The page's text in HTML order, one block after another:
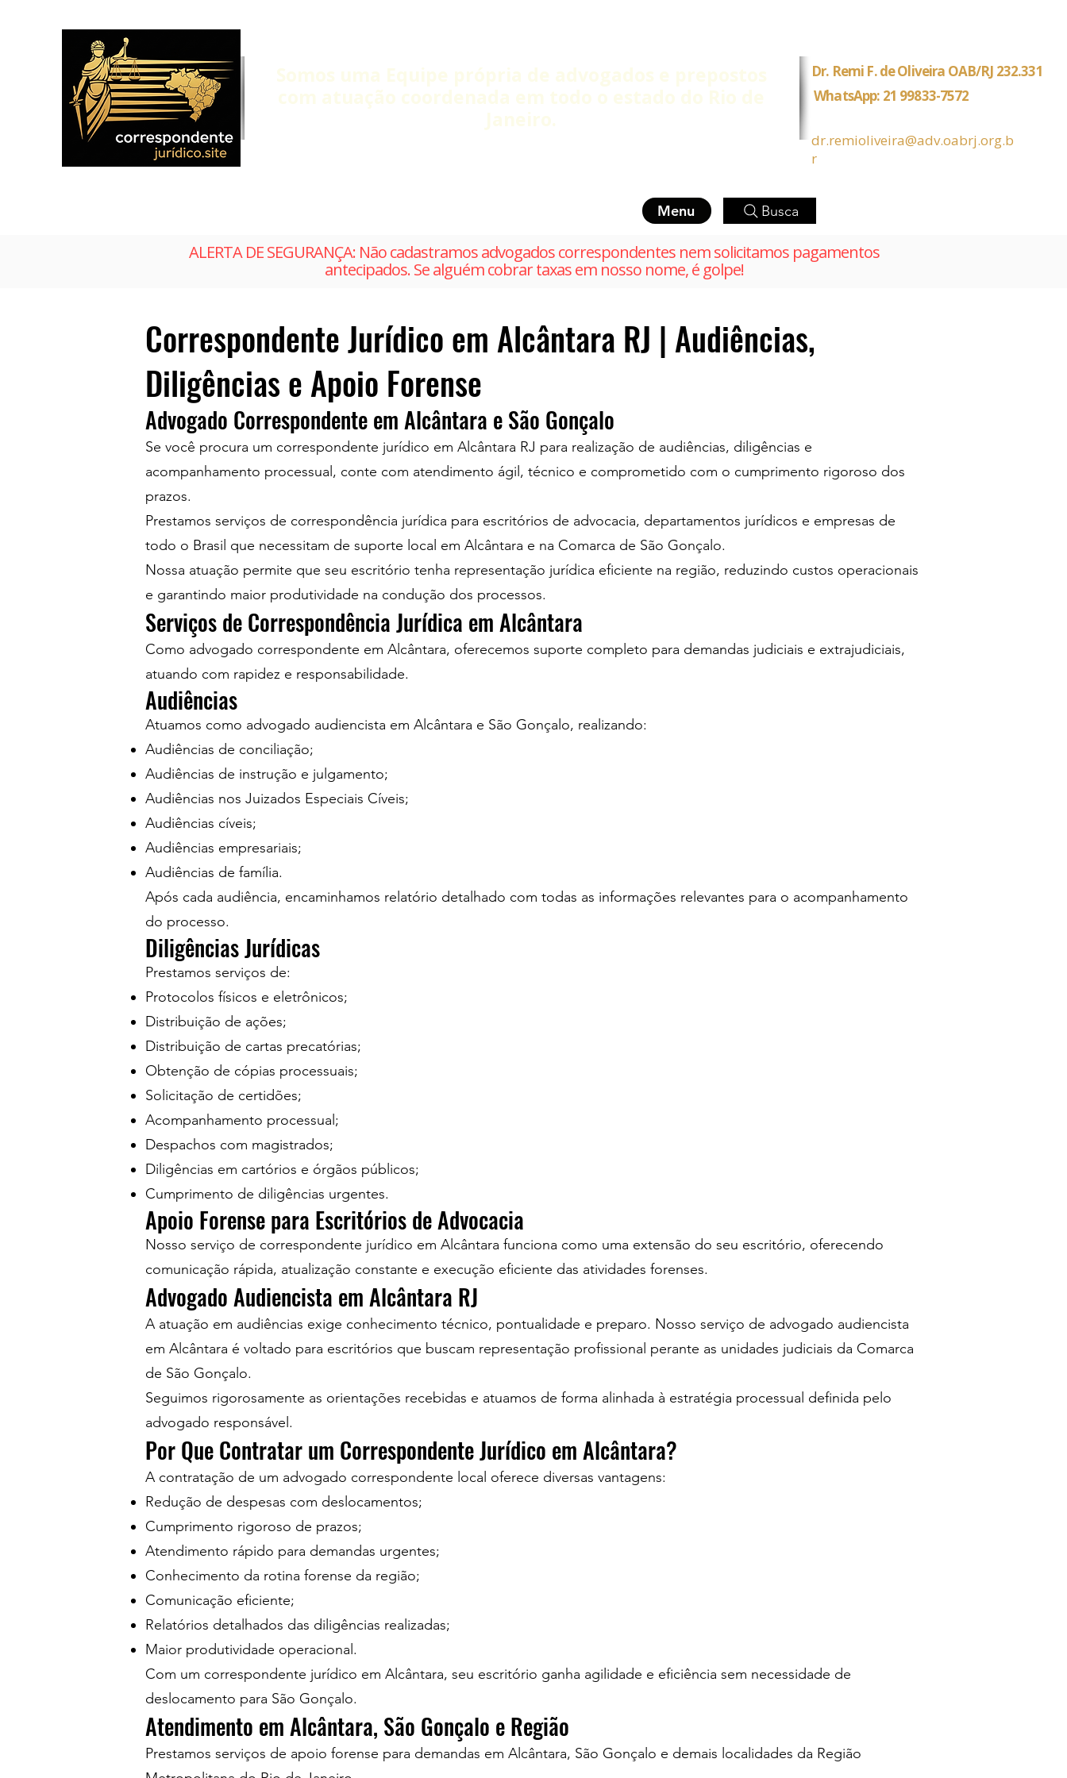
Dr. Remi F. de Oliveira OAB/RJ 232.331
WhatsApp: 21 99833-7572
dr.remioliveira@adv.oabrj.org.b
r
Menu Busca
ALERTA DE SEGURANÇA: Não cadastramos advogados correspondentes nem solicitamos pagamentos
antecipados. Se alguém cobrar taxas em nosso nome, é golpe!
Correspondente Jurídico em Alcântara RJ | Audiências,
Diligências e Apoio Forense
Advogado Correspondente em Alcântara e São Gonçalo
Se você procura um correspondente jurídico em Alcântara RJ para realização de audiências, diligências e
acompanhamento processual, conte com atendimento ágil, técnico e comprometido com o cumprimento rigoroso dos
prazos.
Prestamos serviços de correspondência jurídica para escritórios de advocacia, departamentos jurídicos e empresas de
todo o Brasil que necessitam de suporte local em Alcântara e na Comarca de São Gonçalo.
Nossa atuação permite que seu escritório tenha representação jurídica eficiente na região, reduzindo custos operacionais
e garantindo maior produtividade na condução dos processos.
Serviços de Correspondência Jurídica em Alcântara
Como advogado correspondente em Alcântara, oferecemos suporte completo para demandas judiciais e extrajudiciais,
atuando com rapidez e responsabilidade.
Audiências
Atuamos como advogado audiencista em Alcântara e São Gonçalo, realizando:
Audiências de conciliação;
Audiências de instrução e julgamento;
Audiências nos Juizados Especiais Cíveis;
Audiências cíveis;
Audiências empresariais;
Audiências de família.
Após cada audiência, encaminhamos relatório detalhado com todas as informações relevantes para o acompanhamento
do processo.
Diligências Jurídicas
Prestamos serviços de:
Protocolos físicos e eletrônicos;
Distribuição de ações;
Distribuição de cartas precatórias;
Obtenção de cópias processuais;
Solicitação de certidões;
Acompanhamento processual;
Despachos com magistrados;
Diligências em cartórios e órgãos públicos;
Cumprimento de diligências urgentes.
Apoio Forense para Escritórios de Advocacia
Nosso serviço de correspondente jurídico em Alcântara funciona como uma extensão do seu escritório, oferecendo
comunicação rápida, atualização constante e execução eficiente das atividades forenses.
Advogado Audiencista em Alcântara RJ
A atuação em audiências exige conhecimento técnico, pontualidade e preparo. Nosso serviço de advogado audiencista
em Alcântara é voltado para escritórios que buscam representação profissional perante as unidades judiciais da Comarca
de São Gonçalo.
Seguimos rigorosamente as orientações recebidas e atuamos de forma alinhada à estratégia processual definida pelo
advogado responsável.
Por Que Contratar um Correspondente Jurídico em Alcântara?
A contratação de um advogado correspondente local oferece diversas vantagens:
Redução de despesas com deslocamentos;
Cumprimento rigoroso de prazos;
Atendimento rápido para demandas urgentes;
Conhecimento da rotina forense da região;
Comunicação eficiente;
Relatórios detalhados das diligências realizadas;
Maior produtividade operacional.
Com um correspondente jurídico em Alcântara, seu escritório ganha agilidade e eficiência sem necessidade de
deslocamento para São Gonçalo.
Atendimento em Alcântara, São Gonçalo e Região
Prestamos serviços de apoio forense para demandas em Alcântara, São Gonçalo e demais localidades da Região